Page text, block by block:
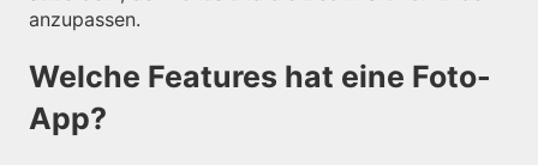
anzupassen.
Welche Features hat eine Foto-
App?